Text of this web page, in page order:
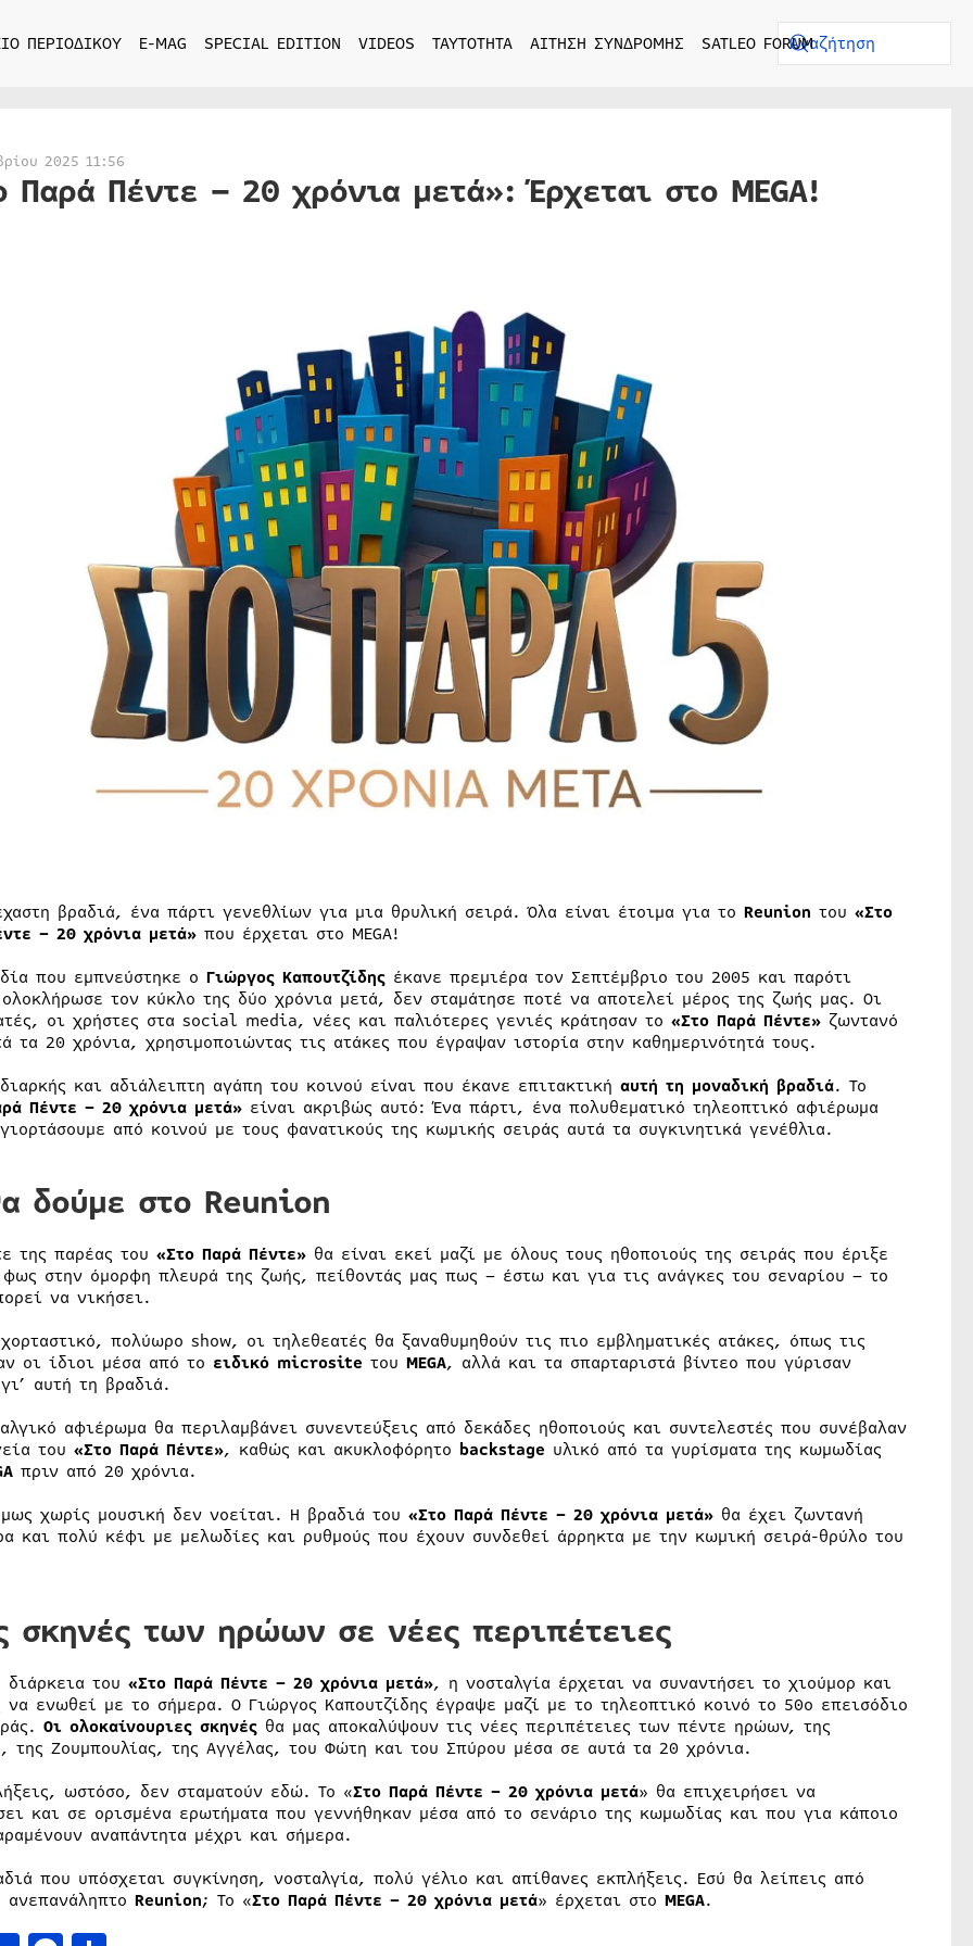
ΠΕΡΙΟΔΙΚΟΥ E-MAG SPECIAL EDITION VIDEOS ΤΑΥΤΟΤΗΤΑ ΑΙΤΗΣΗ ΣΥΝΔΡΟΜΗΣ SATLEO FORUM
2025 11:56
Παρά Πέντε – 20 χρόνια μετά»: Έρχεται στο MEGA!
βραδιά, ένα πάρτι γενεθλίων για μια θρυλική σειρά. Όλα είναι έτοιμα για το Reunion του «Στο
– 20 χρόνια μετά»που έρχεται στο MEGA!
που εμπνεύστηκε ο Γιώργος Καπουτζίδηςέκανε πρεμιέρα τον Σεπτέμβριο του 2005 και παρότι
τον κύκλο της δύο χρόνια μετά, δεν σταμάτησε ποτέ να αποτελεί μέρος της ζωής μας. Οι
οι χρήστες στα social media, νέες και παλιότερες γενιές κράτησαν το «Στο Παρά Πέντε»ζωντανό
τα 20 χρόνια, χρησιμοποιώντας τις ατάκες που έγραψαν ιστορία στην καθημερινότητά τους.
και αδιάλειπτη αγάπη του κοινού είναι που έκανε επιτακτική αυτή τη μοναδική βραδιά. Το
Πέντε – 20 χρόνια μετά»είναι ακριβώς αυτό: Ένα πάρτι, ένα πολυθεματικό τηλεοπτικό αφιέρωμα
από κοινού με τους φανατικούς της κωμικής σειράς αυτά τα συγκινητικά γενέθλια.
δούμε στο Reunion
της παρέας του «Στο Παρά Πέντε»θα είναι εκεί μαζί με όλους τους ηθοποιούς της σειράς που έριξε
στην όμορφη πλευρά της ζωής, πείθοντάς μας πως – έστω και για τις ανάγκες του σεναρίου – το
να νικήσει.
πολύωρο show, οι τηλεθεατές θα ξαναθυμηθούν τις πιο εμβληματικές ατάκες, όπως τις
οι ίδιοι μέσα από το ειδικό microsite του MEGA, αλλά και τα σπαρταριστά βίντεο που γύρισαν
αυτή τη βραδιά.
αφιέρωμα θα περιλαμβάνει συνεντεύξεις από δεκάδες ηθοποιούς και συντελεστές που συνέβαλαν
του «Στο Παρά Πέντε», καθώς και ακυκλοφόρητο backstage υλικό από τα γυρίσματα της κωμωδίας
πριν από 20 χρόνια.
χωρίς μουσική δεν νοείται. Η βραδιά του «Στο Παρά Πέντε – 20 χρόνια μετά»θα έχει ζωντανή
και πολύ κέφι με μελωδίες και ρυθμούς που έχουν συνδεθεί άρρηκτα με την κωμική σειρά-θρύλο του
σκηνές των ηρώων σε νέες περιπέτειες
διάρκεια του «Στο Παρά Πέντε – 20 χρόνια μετά», η νοσταλγία έρχεται να συναντήσει το χιούμορ και
να ενωθεί με το σήμερα. Ο Γιώργος Καπουτζίδης έγραψε μαζί με το τηλεοπτικό κοινό το 50ο επεισόδιο
Οι ολοκαίνουριες σκηνέςθα μας αποκαλύψουν τις νέες περιπέτειες των πέντε ηρώων, της
της Ζουμπουλίας, της Αγγέλας, του Φώτη και του Σπύρου μέσα σε αυτά τα 20 χρόνια.
ωστόσο, δεν σταματούν εδώ. Το «Στο Παρά Πέντε – 20 χρόνια μετά» θα επιχειρήσει να
και σε ορισμένα ερωτήματα που γεννήθηκαν μέσα από το σενάριο της κωμωδίας και που για κάποιο
αναπάντητα μέχρι και σήμερα.
που υπόσχεται συγκίνηση, νοσταλγία, πολύ γέλιο και απίθανες εκπλήξεις. Εσύ θα λείπεις από
ανεπανάληπτο Reunion; Το «Στο Παρά Πέντε – 20 χρόνια μετά» έρχεται στο MEGA.